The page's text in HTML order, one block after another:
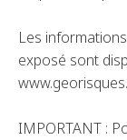
Les
exposé sont
IMPORTANT :